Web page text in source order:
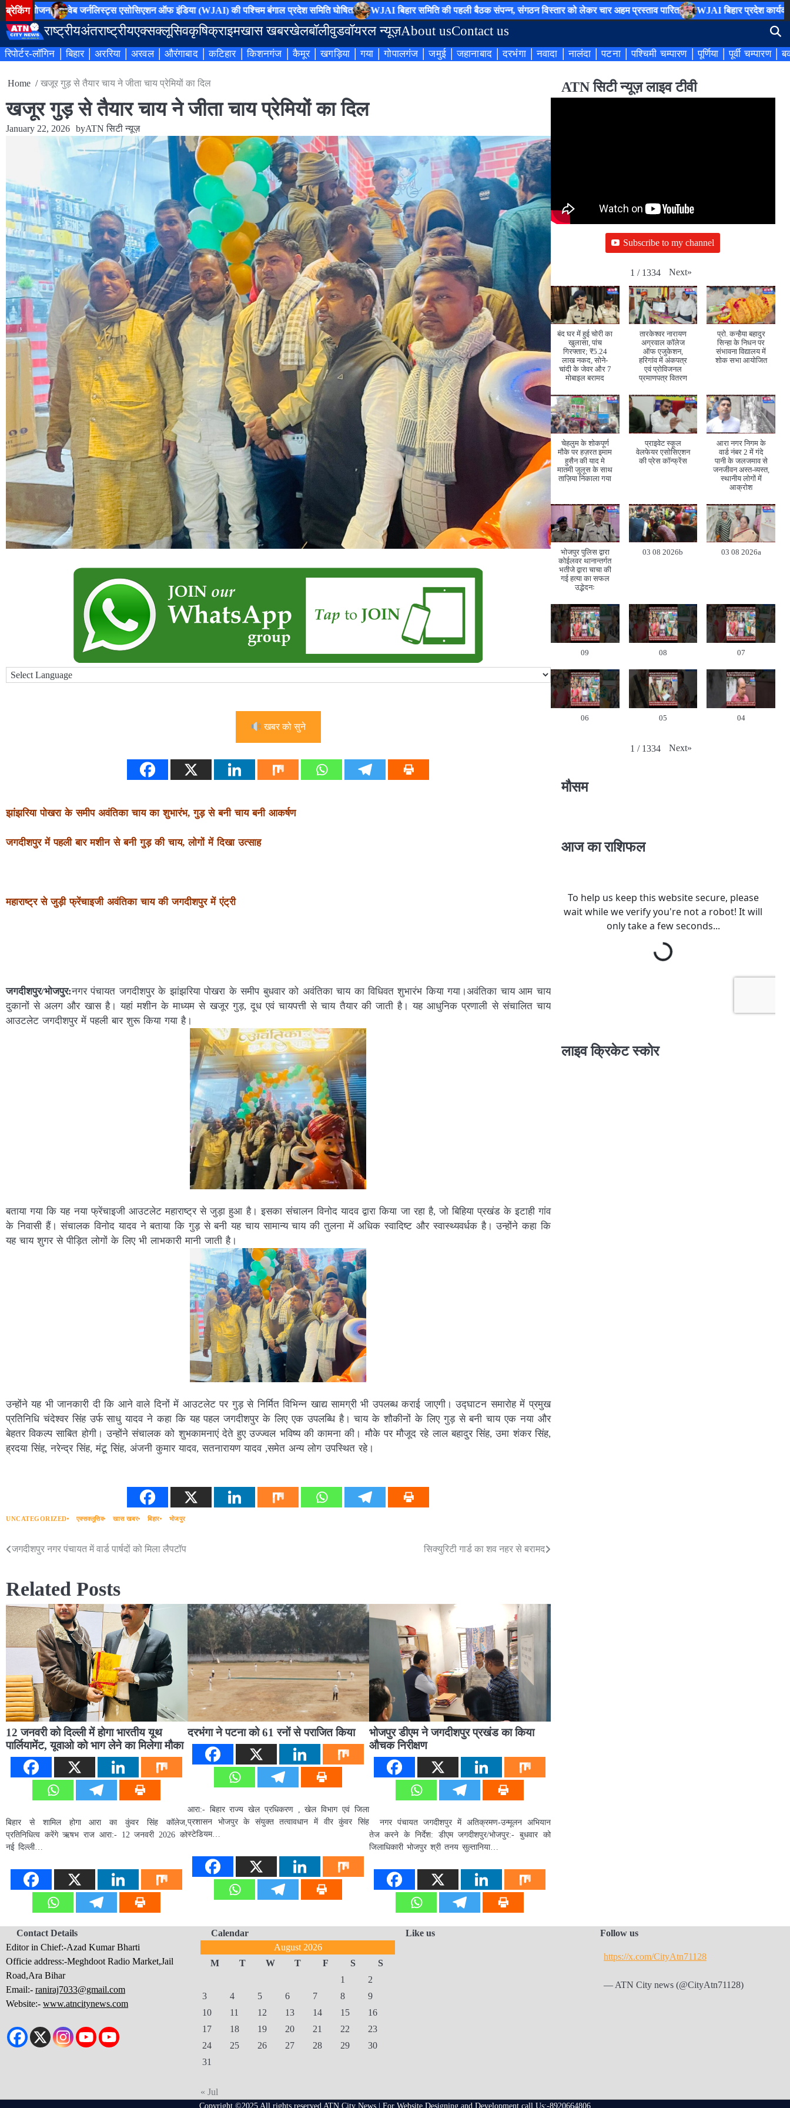
Skip
to
content
ब्रेकिंग वेब जर्नलिस्ट्स एसोसिएशन ऑफ इंडिया (WJAI) की पश्चिम बंगाल प्रदेश समिति घोषित WJAI बिहार समिति की पहली बैठक संपन्न, संगठन विस्तार को लेकर चार अहम प्रस्ताव पारित WJAI बिहार प्रदेश कार्यकारिणी
राष्ट्रीयअंतराष्ट्रीयएक्सक्लूसिवकृषिक्राइमखास खबरखेलबॉलीवुडवॉयरल न्यूज़About usContact us
रिपोर्टर-लॉगिन बिहार अररिया अरवल औरंगाबाद कटिहार किशनगंज कैमूर खगड़िया गया गोपालगंज जमुई जहानाबाद दरभंगा नवादा नालंदा पटना पश्चिमी चम्पारण पूर्णिया पूर्वी चम्पारण
Home खजूर गुड़ से तैयार चाय ने जीता चाय प्रेमियों का दिल
खजूर गुड़ से तैयार चाय ने जीता चाय प्रेमियों का दिल
January 22, 2026 byATN सिटी न्यूज़
खबर को सुने
झांझरिया पोखरा के समीप अवंतिका चाय का शुभारंभ, गुड़ से बनी चाय बनी आकर्षण
जगदीशपुर में पहली बार मशीन से बनी गुड़ की चाय, लोगों में दिखा उत्साह
महाराष्ट्र से जुड़ी फ्रेंचाइजी अवंतिका चाय की जगदीशपुर में एंट्री
जगदीशपुर/भोजपुर:नगर पंचायत जगदीशपुर के झांझरिया पोखरा के समीप बुधवार को अवंतिका चाय का विधिवत शुभारंभ किया गया।अवंतिका चाय आम चाय
दुकानों से अलग और खास है। यहां मशीन के माध्यम से खजूर गुड़, दूध एवं चायपत्ती से चाय तैयार की जाती है। यह आधुनिक प्रणाली से संचालित चाय
आउटलेट जगदीशपुर में पहली बार शुरू किया गया है।
बताया गया कि यह नया फ्रेंचाइजी आउटलेट महाराष्ट्र से जुड़ा हुआ है। इसका संचालन विनोद यादव द्वारा किया जा रहा है, जो बिहिया प्रखंड के इटाही गांव
के निवासी हैं। संचालक विनोद यादव ने बताया कि गुड़ से बनी यह चाय सामान्य चाय की तुलना में अधिक स्वादिष्ट और स्वास्थ्यवर्धक है। उन्होंने कहा कि
यह चाय शुगर से पीड़ित लोगों के लिए भी लाभकारी मानी जाती है।
उन्होंने यह भी जानकारी दी कि आने वाले दिनों में आउटलेट पर गुड़ से निर्मित विभिन्न खाद्य सामग्री भी उपलब्ध कराई जाएगी। उद्घाटन समारोह में प्रमुख
प्रतिनिधि चंदेश्वर सिंह उर्फ साधु यादव ने कहा कि यह पहल जगदीशपुर के लिए एक उपलब्धि है। चाय के शौकीनों के लिए गुड़ से बनी चाय एक नया और
बेहतर विकल्प साबित होगी। उन्होंने संचालक को शुभकामनाएं देते हुए उज्ज्वल भविष्य की कामना की। मौके पर मौजूद रहे लाल बहादुर सिंह, उमा शंकर सिंह,
ह्रदया सिंह, नरेन्द्र सिंह, मंटू सिंह, अंजनी कुमार यादव, सतनारायण यादव ,समेत अन्य लोग उपस्थित रहे।
UNCATEGORIZED एक्सक्लूसिव खास खबर बिहार भोजपुर
Post
जगदीशपुर नगर पंचायत में वार्ड पार्षदों को मिला लैपटॉप सिक्युरिटी गार्ड का शव नहर से बरामद
Related Posts
12 जनवरी को दिल्ली में होगा भारतीय यूथ
पार्लियामेंट, यूवाओ को भाग लेने का मिलेगा मौका
बिहार से शामिल होगा आरा का कुंवर सिंह कॉलेज,
प्रतिनिधित्व करेंगे ऋषभ राज आरा:- 12 जनवरी 2026 को
नई दिल्ली…
दरभंगा ने पटना को 61 रनों से पराजित किया
आरा:- बिहार राज्य खेल प्रधिकरण , खेल विभाग एवं जिला
प्रशासन भोजपुर के संयुक्त तत्वावधान में वीर कुंवर सिंह
स्टेडियम…
भोजपुर डीएम ने जगदीशपुर प्रखंड का किया
औचक निरीक्षण
नगर पंचायत जगदीशपुर में अतिक्रमण-उन्मूलन अभियान
तेज करने के निर्देश: डीएम जगदीशपुर/भोजपुर:- बुधवार को
जिलाधिकारी भोजपुर श्री तनय सुल्तानिया…
ATN सिटी न्यूज़ लाइव टीवी
Subscribe to my channel
1 / 1334 Next»
बंद घर में हुई चोरी का
खुलासा, पांच
गिरफ्तार; ₹5.24
लाख नकद, सोने-
चांदी के जेवर और 7
मोबाइल बरामद
तारकेश्वर नारायण
अग्रवाल कॉलेज
ऑफ एजुकेशन,
हरिगांव में अंकपत्र
एवं प्रोविजनल
प्रमाणपत्र वितरण
प्रो. कन्हैया बहादुर
सिन्हा के निधन पर
संभावना विद्यालय में
शोक सभा आयोजित
चेहलुम के शोकपूर्ण
मौके पर हज़रत इमाम
हुसैन की याद मे
मातमी जुलूस के साथ
ताज़िया निकाला गया
प्राइवेट स्कूल
वेलफेयर एसोसिएशन
की प्रेस कॉन्फ्रेंस
आरा नगर निगम के
वार्ड नंबर 2 में गंदे
पानी के जलजमाव से
जनजीवन अस्त-व्यस्त,
स्थानीय लोगों में
आक्रोश
भोजपुर पुलिस द्वारा
कोईलवर थानान्तर्गत
भतीजे द्वारा चाचा की
गई हत्या का सफल
उद्भेदनः
03 08 2026b 03 08 2026a
09 08 07
06 05 04
1 / 1334 Next»
मौसम
आज का राशिफल
लाइव क्रिकेट स्कोर
Contact Details
Editor in Chief:-Azad Kumar Bharti
Officie address:-Meghdoot Radio Market,Jail
Road,Ara Bihar
Email:- raniraj7033@gmail.com
Website:- www.atncitynews.com
Calendar
August 2026
M
T W T F S
S
1
2
3
4 5 6 7 8
9
10
11 12 13 14 15
16
17
18 19 20 21 22
23
24
25 26 27 28 29
30
31
« Jul
Like us Follow us
https://x.com/CityAtn71128
— ATN City news (@CityAtn71128)
Copyright ©2025 All rights reserved ATN City News | For Website Designing and Development call Us:-8920664806